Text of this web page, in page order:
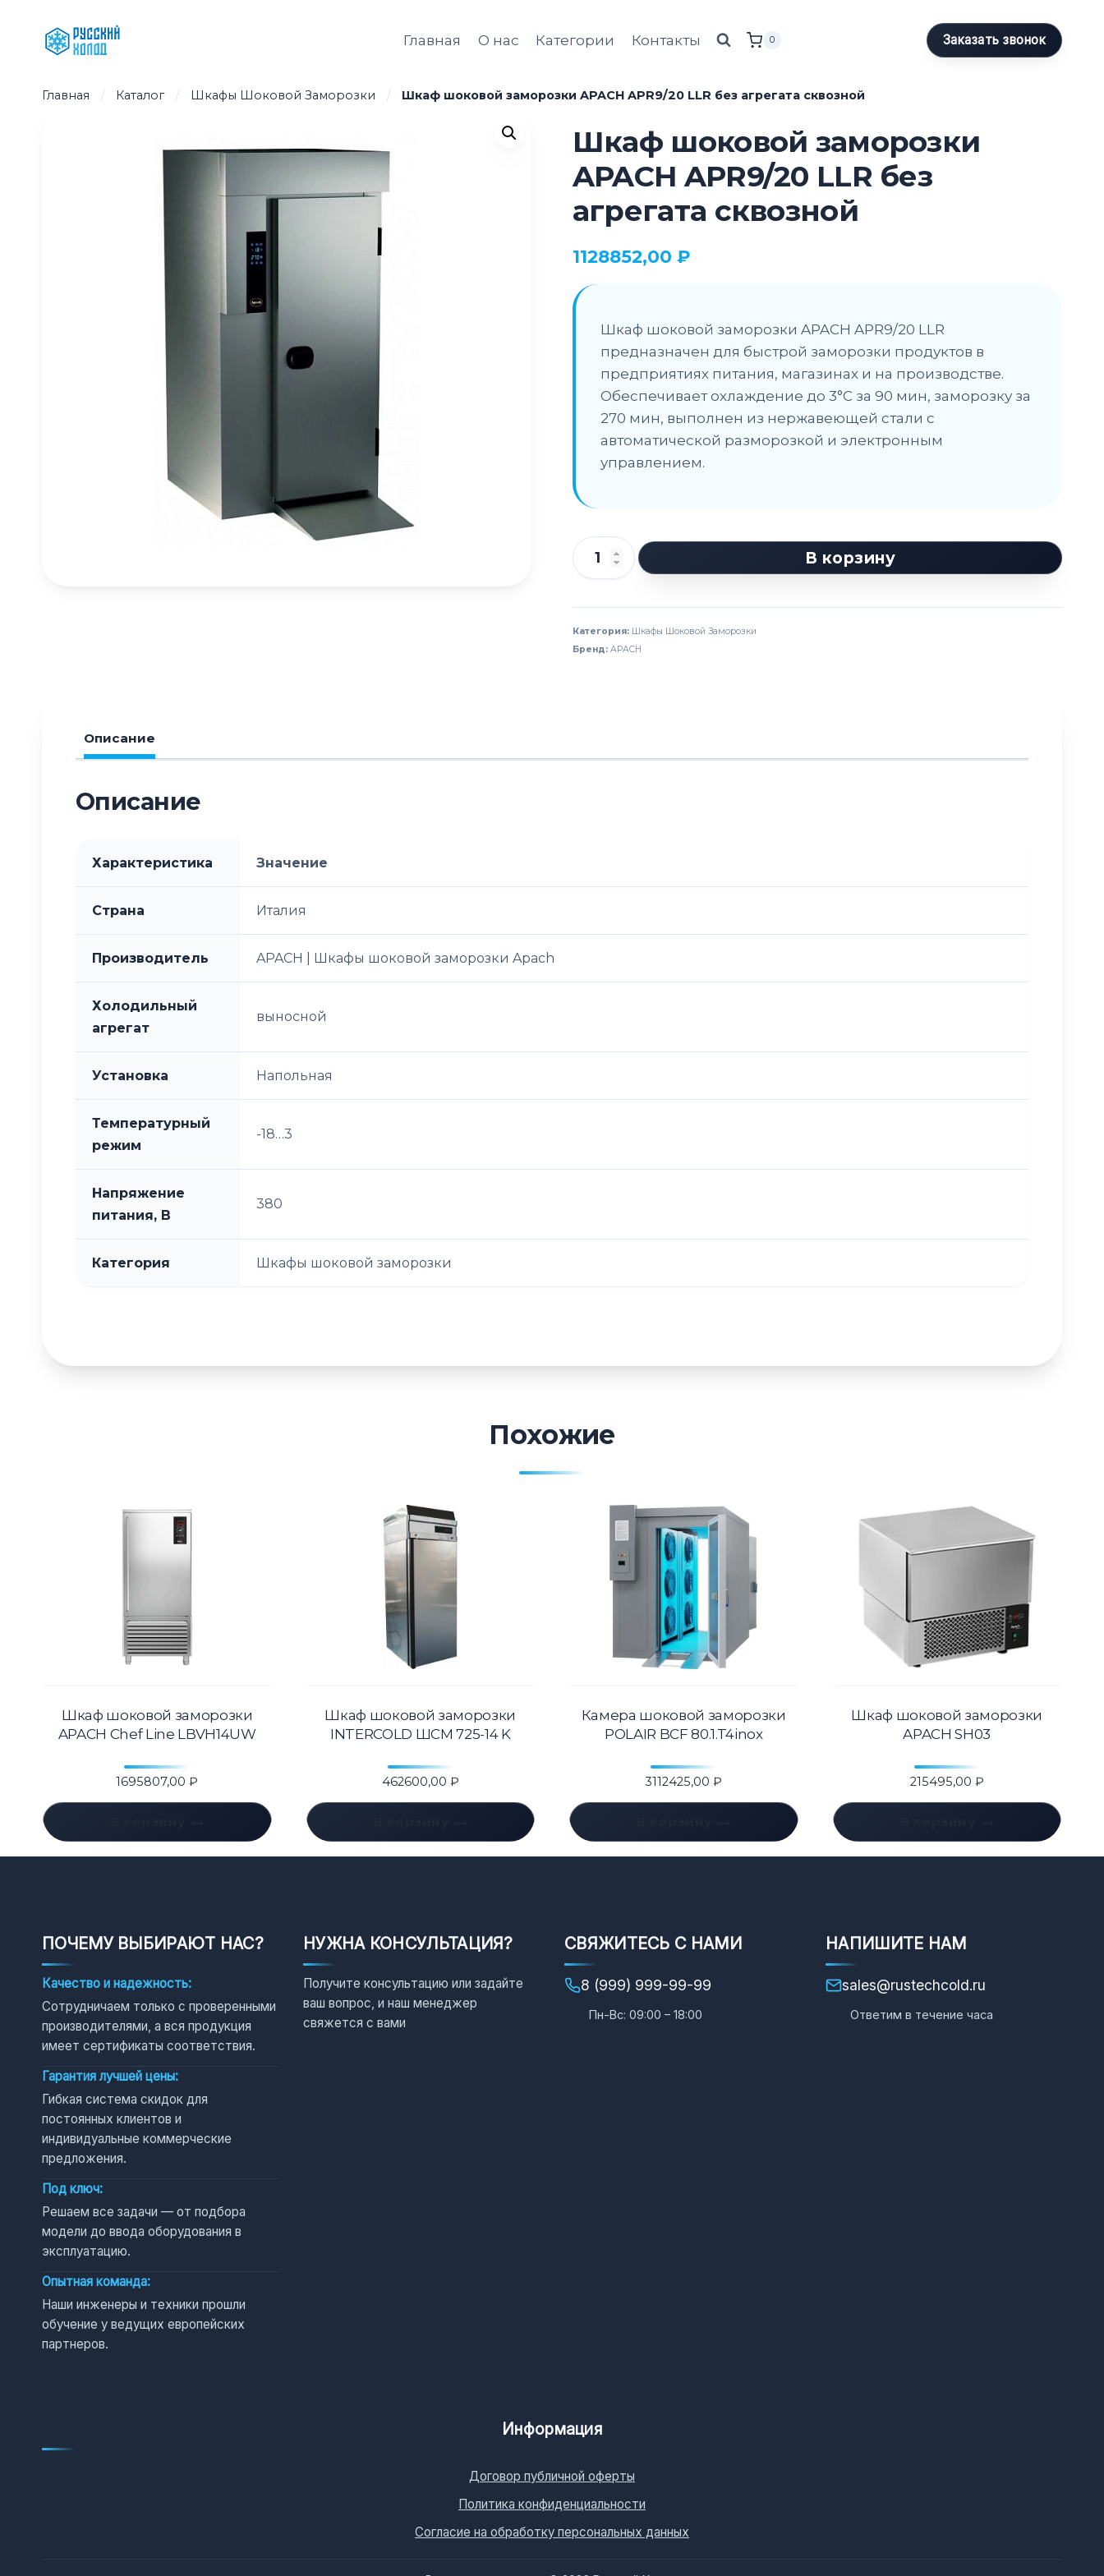
содержимому
Главная О нас Категории Контакты 0 Заказать звонок
Главная / Каталог / Шкафы Шоковой Заморозки / Шкаф шоковой заморозки APACH APR9/20 LLR без агрегата сквозной
Шкаф шоковой заморозки
APACH APR9/20 LLR без
агрегата сквозной
1128852,00 ₽
Шкаф шоковой заморозки APACH APR9/20 LLR
предназначен для быстрой заморозки продуктов в
предприятиях питания, магазинах и на производстве.
Обеспечивает охлаждение до 3°C за 90 мин, заморозку за
270 мин, выполнен из нержавеющей стали с
автоматической разморозкой и электронным
управлением.
Количество
Шкаф
шоковой
заморозки
В корзину
Категория: Шкафы Шоковой Заморозки
Бренд: APACH
Описание
Описание
Характеристика Значение
Страна Италия
Производитель APACH | Шкафы шоковой заморозки Apach
Холодильный
агрегат
выносной
Установка Напольная
Температурный
режим
-18…3
Напряжение
питания, В
380
Категория Шкафы шоковой заморозки
Похожие
Шкаф шоковой заморозки
APACH Chef Line LBVH14UW
1695807,00₽
Шкаф шоковой заморозки
INTERCOLD ШСМ 725-14 K
462600,00 ₽
Камера шоковой заморозки
POLAIR BCF 80.1.T4inox
3112425,00₽
Шкаф шоковой заморозки
APACH SH03
215495,00 ₽
ПОЧЕМУ ВЫБИРАЮТ НАС?
Качество и надежность:
Сотрудничаем только с проверенными
производителями, а вся продукция
имеет сертификаты соответствия.
Гарантия лучшей цены:
Гибкая система скидок для
постоянных клиентов и
индивидуальные коммерческие
предложения.
Под ключ:
Решаем все задачи — от подбора
модели до ввода оборудования в
эксплуатацию.
Опытная команда:
Наши инженеры и техники прошли
обучение у ведущих европейских
партнеров.
НУЖНА КОНСУЛЬТАЦИЯ?
Получите консультацию или задайте
ваш вопрос, и наш менеджер
свяжется с вами
СВЯЖИТЕСЬ С НАМИ
8 (999) 999-99-99
Пн-Вс: 09:00 – 18:00
НАПИШИТЕ НАМ
sales@rustechcold.ru
Ответим в течение часа
Информация
Договор публичной оферты
Политика конфиденциальности
Согласие на обработку персональных данных